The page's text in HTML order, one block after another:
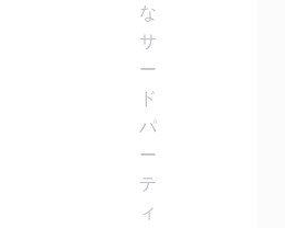
な
サ
ー
ド
パ
ー
テ
ィ